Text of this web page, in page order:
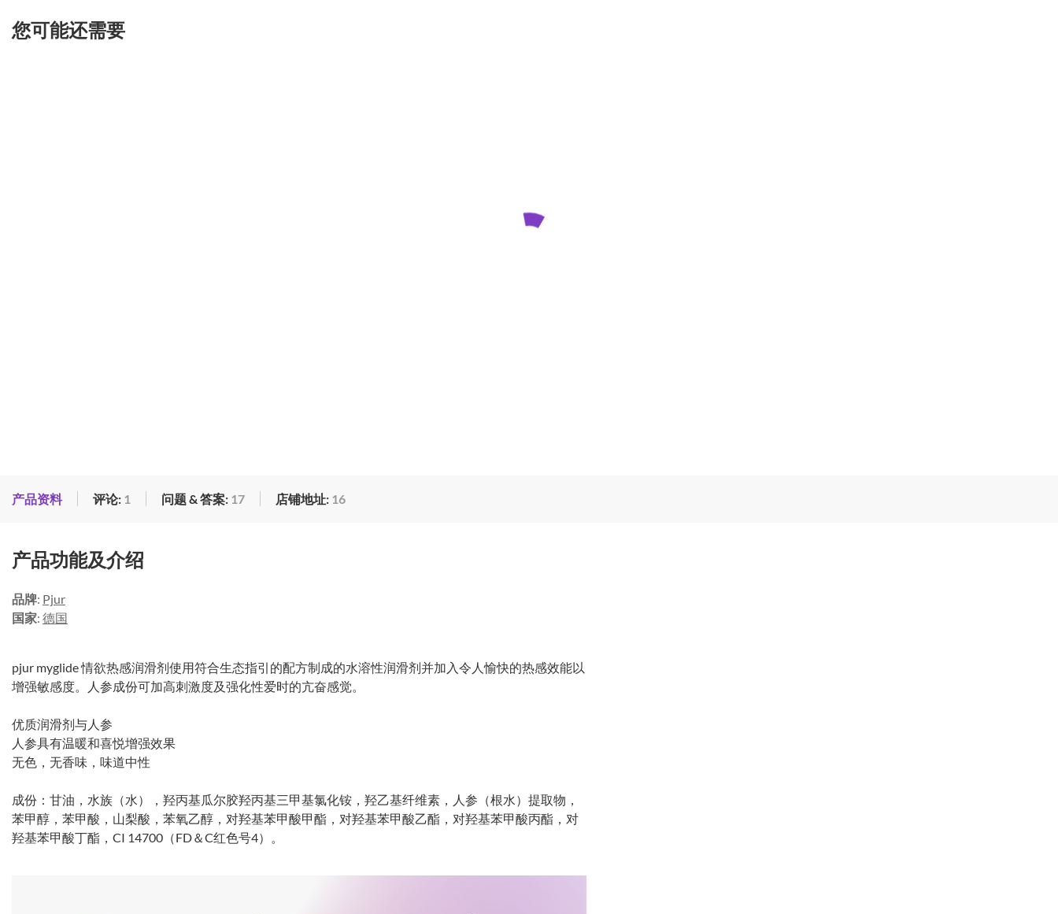
您可能还需要
产品资料 评论: 1 问题 & 答案: 17 店铺地址: 16
产品功能及介绍
品牌: Pjur
国家: 德国
pjur myglide 情欲热感润滑剂使用符合生态指引的配方制成的水溶性润滑剂并加入令人愉快的热感效能以
增强敏感度。人参成份可加高刺激度及强化性爱时的亢奋感觉。
优质润滑剂与人参
人参具有温暖和喜悦增强效果
无色，无香味，味道中性
成份：甘油，水族（水），羟丙基瓜尔胶羟丙基三甲基氯化铵，羟乙基纤维素，人参（根水）提取物，
苯甲醇，苯甲酸，山梨酸，苯氧乙醇，对羟基苯甲酸甲酯，对羟基苯甲酸乙酯，对羟基苯甲酸丙酯，对
羟基苯甲酸丁酯，CI 14700（FD＆C红色号4）。